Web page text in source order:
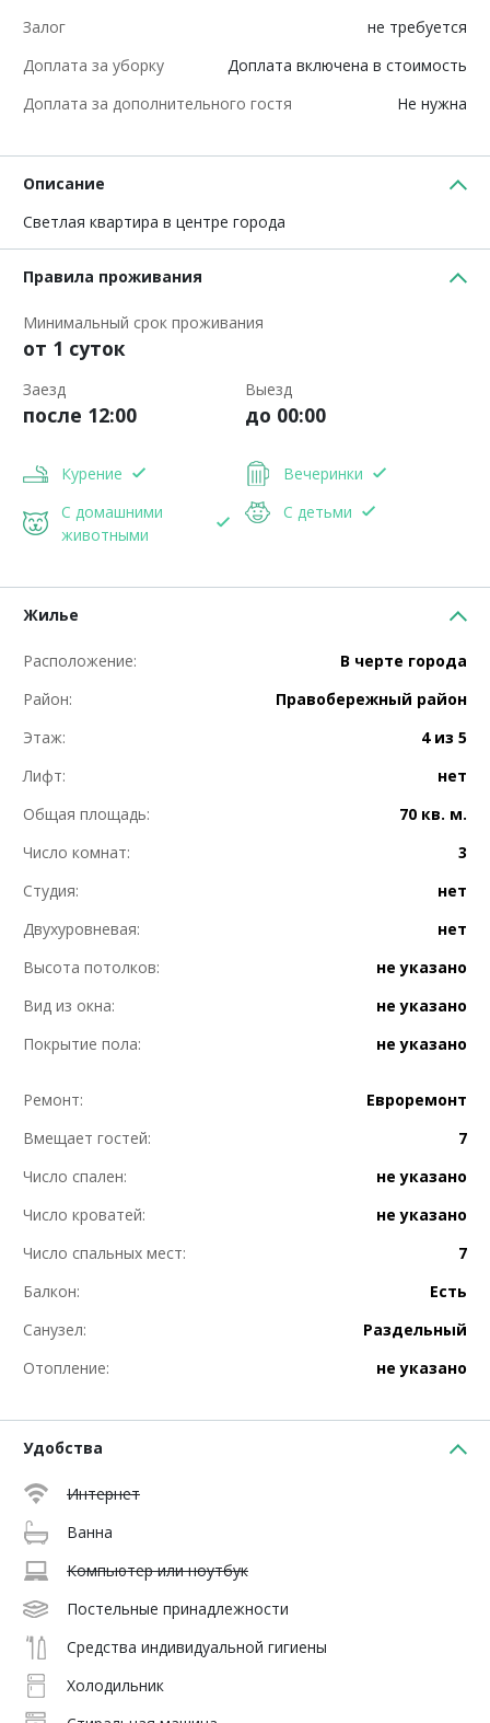
Залог
не требуется
Доплата за уборку
Доплата включена в стоимость
Доплата за дополнительного гостя
Не нужна
Описание
Светлая квартира в центре города
Правила проживания
Минимальный срок проживания
от 1 суток
Заезд
после 12:00
Выезд
до 00:00
Курение
Вечеринки
С домашними
животными
С детьми
Жилье
Расположение:
В черте города
Район:
Правобережный район
Этаж:
4 из 5
Лифт:
нет
Общая площадь:
70 кв. м.
Число комнат:
3
Студия:
нет
Двухуровневая:
нет
Высота потолков:
не указано
Вид из окна:
не указано
Покрытие пола:
не указано
Ремонт:
Евроремонт
Вмещает гостей:
7
Число спален:
не указано
Число кроватей:
не указано
Число спальных мест:
7
Балкон:
Есть
Санузел:
Раздельный
Отопление:
не указано
Удобства
Интернет
Ванна
Компьютер или ноутбук
Постельные принадлежности
Средства индивидуальной гигиены
Холодильник